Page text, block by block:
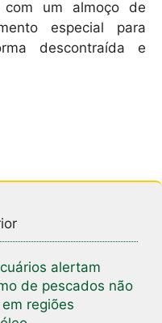
um almoço de
especial para
descontraída e
alertam
de pescados não
regiões